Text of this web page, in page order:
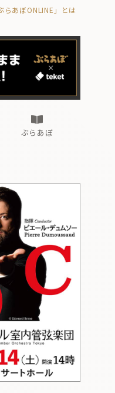
らあぼONLINE」とは
アノ・オデッセイ
ぶらあぼ
アノ・オデッセイ